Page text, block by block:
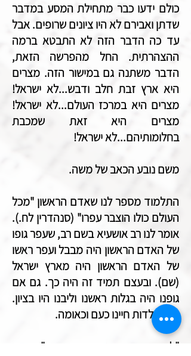
כולם ידעו כבר מתחילת המסע במדבר
שדתן ואבירם לא היו ציונים שרופים. אבל
עד כה הדבר הזה לא התבטא ברמה
ההצהרתית. החל מהפרשה הזאת,
הדבר משתנה גם במישור הזה. מצרים
היא ארץ זבת חלב ודבש...לא ישראל!
מצרים היא במרכז העולם...לא ישראל!
מצרים היא זאת שמכבת
בחלומותיהם...לא ישראל!
משם נובע הכאב של משה.
התלמוד מספר לנו שאדם הראשון "מכל
העולם כולו הוצבר עפרו" (סנהדרין לח.).
אומר לנו רב אושעיא בשם רב, שעפר גופו
של האדם הראשון היה מבבל ועפר ראשו
של האדם הראשון היה מארץ ישראל
(שם). ובעצם תמיד זה היה כך. גם אם
גופנו היה בגלות ראשנו וליבנו היו בציון.
אלו תולדות חיינו כעם וכאומה.
"לבי במזרח ואני בסוף מערב", כתב